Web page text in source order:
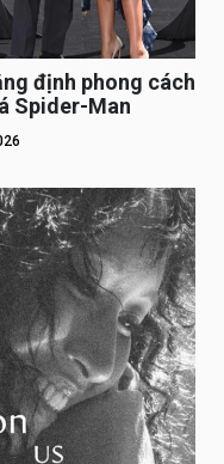
định phong cách
Spider-Man